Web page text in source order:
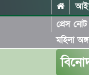
প্রেস নোট
মহিলা